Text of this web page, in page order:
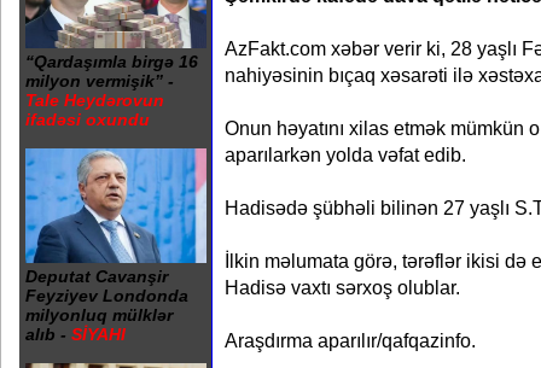
“Qardaşımla birgə 16
milyon vermişik” -
Tale Heydərovun
ifadəsi oxundu
Deputat Cavanşir
Feyziyev Londonda
milyonluq mülklər
alıb - SİYAHI
AzFakt.com xəbər verir ki, 28 yaşlı
nahiyəsinin bıçaq xəsarəti ilə
Onun həyatını xilas etmək mümkün
aparılarkən yolda vəfat edib.
Hadisədə şübhəli bilinən 27 yaşlı
İlkin məlumata görə, tərəflər ikisi də
Hadisə vaxtı sərxoş olublar.
Araşdırma aparılır/qafqazinfo.